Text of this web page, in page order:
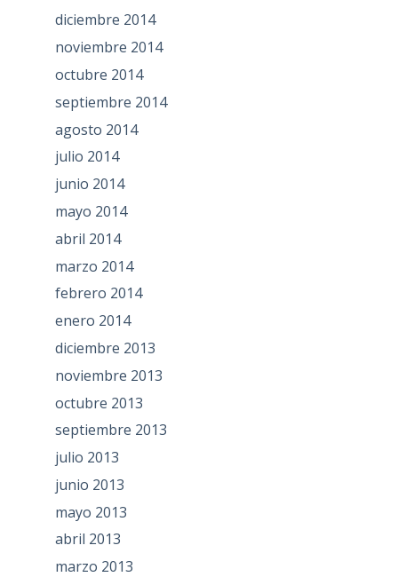
diciembre 2014
noviembre 2014
octubre 2014
septiembre 2014
agosto 2014
julio 2014
junio 2014
mayo 2014
abril 2014
marzo 2014
febrero 2014
enero 2014
diciembre 2013
noviembre 2013
octubre 2013
septiembre 2013
julio 2013
junio 2013
mayo 2013
abril 2013
marzo 2013